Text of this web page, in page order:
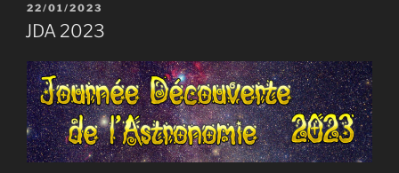
PUBLIÉ
LE
22/01/2023
JDA 2023